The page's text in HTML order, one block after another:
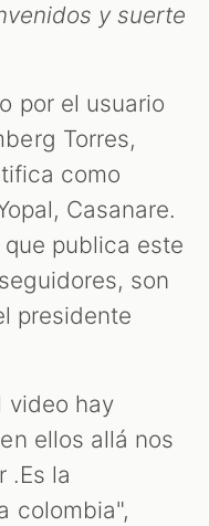
y suerte
por el usuario
Torres,
como
Casanare.
publica este
son
presidente
video hay
ellos allá nos
.Es la
colombia",